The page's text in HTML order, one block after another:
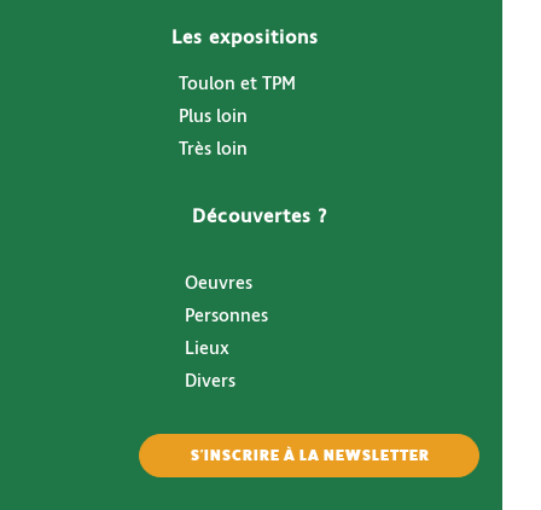
Les expositions
Toulon et TPM
Plus loin
Très loin
Découvertes ?
Oeuvres
Personnes
Lieux
Divers
S'INSCRIRE À LA NEWSLETTER